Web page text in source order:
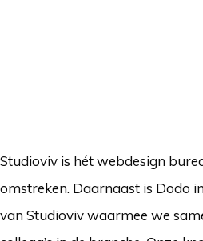
Studioviv is hét webdesign
omstreken. Daarnaast is Dodo
van Studioviv waarmee we